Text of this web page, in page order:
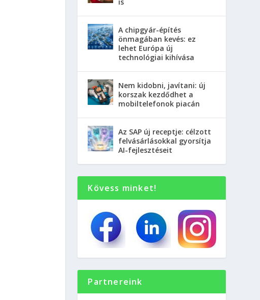
A chipgyár-építés
önmagában kevés: ez
lehet Európa új
technológiai kihívása
Nem kidobni, javítani: új
korszak kezdődhet a
mobiltelefonok piacán
Az SAP új receptje: célzott
felvásárlásokkal gyorsítja
AI-fejlesztéseit
Kövess minket!
Partnereink